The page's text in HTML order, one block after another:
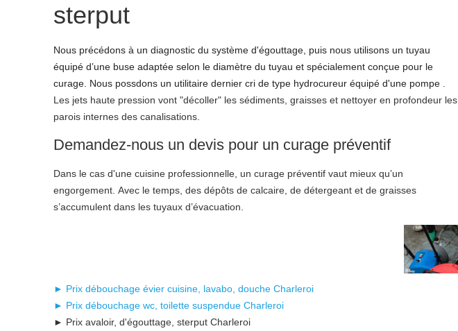
sterput
Nous précédons à un diagnostic du système d'égouttage, puis nous utilisons un tuyau
équipé d’une buse adaptée selon le diamètre du tuyau et spécialement conçue pour le
curage. Nous possdons un utilitaire dernier cri de type hydrocureur équipé d'une pompe
Les jets haute pression vont "décoller" les sédiments, graisses et nettoyer en profondeur les
parois internes des canalisations.
Demandez-nous un devis pour un curage préventif
Dans le cas d'une cuisine professionnelle, un curage préventif vaut mieux qu’un
engorgement. Avec le temps, des dépôts de calcaire, de détergeant et de graisses
s’accumulent dans les tuyaux d’évacuation.
► Prix débouchage évier cuisine, lavabo, douche Charleroi
► Prix débouchage wc, toilette suspendue Charleroi
► Prix avaloir, d'égouttage, sterput Charleroi